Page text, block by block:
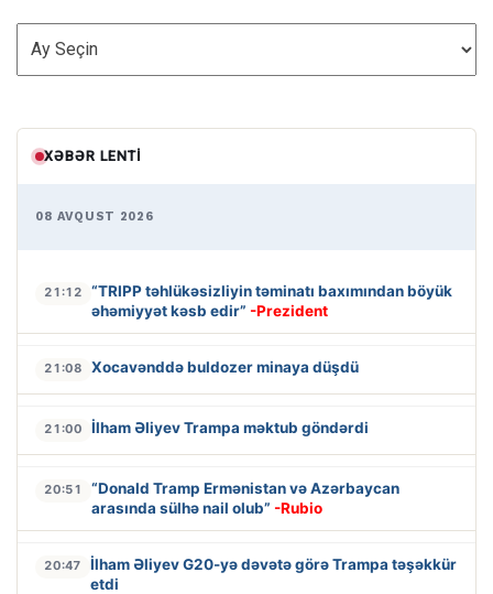
ARXİV
XƏBƏR LENTI
08 AVQUST 2026
21:12
“TRIPP təhlükəsizliyin təminatı baxımından böyük
əhəmiyyət kəsb edir” -Prezident
21:08 Xocavənddə buldozer minaya düşdü
21:00 İlham Əliyev Trampa məktub göndərdi
20:51
“Donald Tramp Ermənistan və Azərbaycan
arasında sülhə nail olub” -Rubio
20:47
İlham Əliyev G20-yə dəvətə görə Trampa təşəkkür
etdi